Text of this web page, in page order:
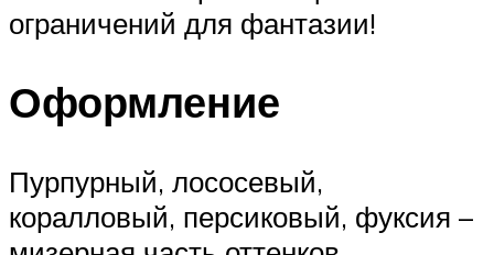
ограничений для фантазии!
Оформление
Пурпурный, лососевый,
коралловый, персиковый, фуксия –